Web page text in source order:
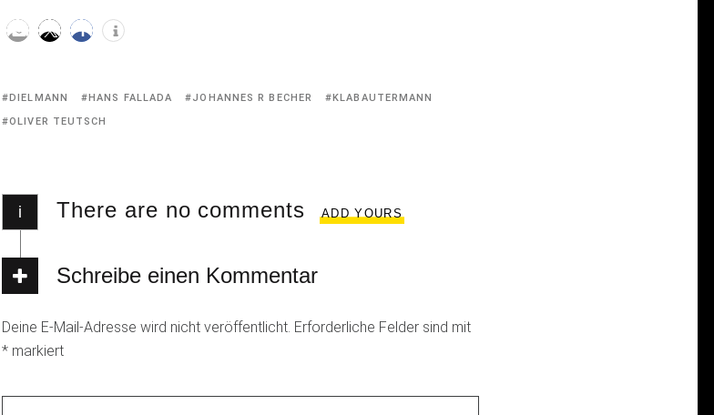
Tagged
with:
DIELMANN HANS FALLADA JOHANNES R BECHER
KLABAUTERMANN
OLIVER TEUTSCH
i There are no comments ADD YOURS
Schreibe einen Kommentar
Deine E-Mail-Adresse wird nicht veröffentlicht. Erforderliche Felder sind mit
* markiert